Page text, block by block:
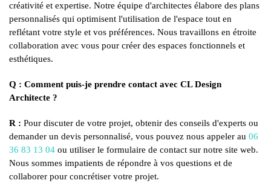
créativité et expertise. Notre équipe d'architectes élabore des plans
personnalisés qui optimisent l'utilisation de l'espace tout en
reflétant votre style et vos préférences. Nous travaillons en étroite
collaboration avec vous pour créer des espaces fonctionnels et
esthétiques.
Q : Comment puis-je prendre contact avec CL Design
Architecte ?
R : Pour discuter de votre projet, obtenir des conseils d'experts ou
demander un devis personnalisé, vous pouvez nous appeler au 06
36 83 13 04 ou utiliser le formulaire de contact sur notre site web.
Nous sommes impatients de répondre à vos questions et de
collaborer pour concrétiser votre projet.